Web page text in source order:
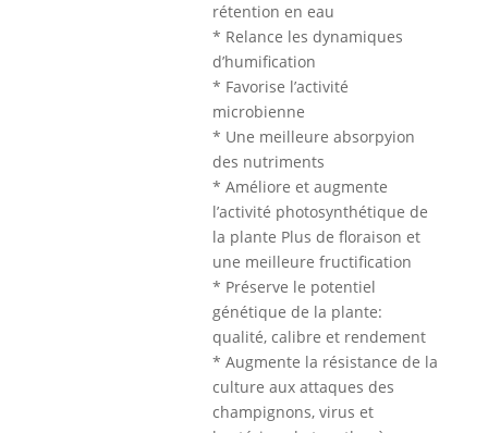
rétention en eau
* Relance les dynamiques
d’humiﬁcation
* Favorise l’activité
microbienne
* Une meilleure absorpyion
des nutriments
* Améliore et augmente
l’activité photosynthétique de
la plante Plus de ﬂoraison et
une meilleure fructiﬁcation
* Préserve le potentiel
génétique de la plante:
qualité, calibre et rendement
* Augmente la résistance de la
culture aux attaques des
champignons, virus et